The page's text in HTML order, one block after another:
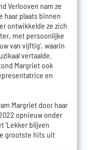
Verlooven nam ze
haar plaats binnen
ontwikkelde ze zich
met persoonlijke
van vijftig', waarin
vertaalde.
Margriet ook
en
Margriet door haar
opnieuw onder
'Lekker blijven
grootste hits uit